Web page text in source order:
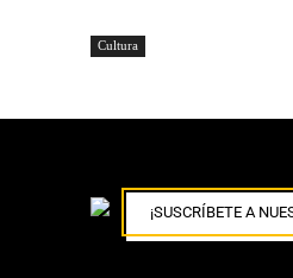
Cultura
¡SUSCRÍBETE A